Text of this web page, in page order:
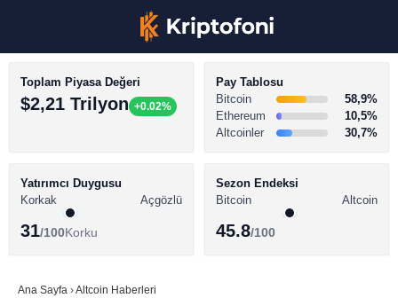
BİTCOİN HABERLERİ
ALTCOİN HABERLERİ
SÖZLÜK
Toplam Piyasa Değeri
$2,21 Trilyon +0.02%
Pay Tablosu
Bitcoin
58,9%
Ethereum
10,5%
Altcoinler
30,7%
Yatırımcı Duygusu
Korkak
Açgözlü
31/100Korku
Sezon Endeksi
Bitcoin
Altcoin
45.8/100
Ana Sayfa ›Altcoin Haberleri